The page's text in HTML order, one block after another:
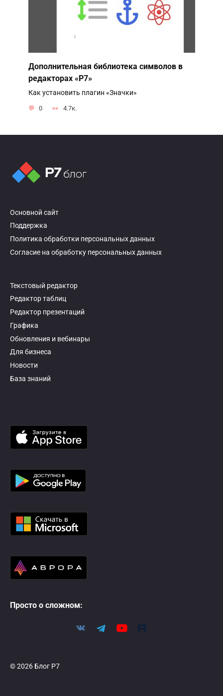
Дополнительная библиотека символов в
редакторах «Р7»
Как установить плагин «Значки»
0 4.7к.
Основной сайт
Поддержка
Политика обработки персональных данных
Согласие на обработку персональных данных
Текстовый редактор
Редактор таблиц
Редактор презентаций
Графика
Обновления и вебинары
Для бизнеса
Новости
База знаний
Просто о сложном:
© 2026 Блог Р7